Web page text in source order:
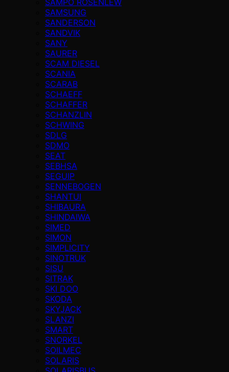
SAMPO ROSENLEW
SAMSUNG
SANDERSON
SANDVIK
SANY
SAURER
SCAM DIESEL
SCANIA
SCARAB
SCHAEFF
SCHAFFER
SCHANZLIN
SCHWING
SDLG
SDMO
SEAT
SEBHSA
SEGUIP
SENNEBOGEN
SHANTUI
SHIBAURA
SHINDAIWA
SIMED
SIMON
SIMPLICITY
SINOTRUK
SISU
SITRAK
SKI DOO
SKODA
SKYJACK
SLANZI
SMART
SNORKEL
SOILMEC
SOLARIS